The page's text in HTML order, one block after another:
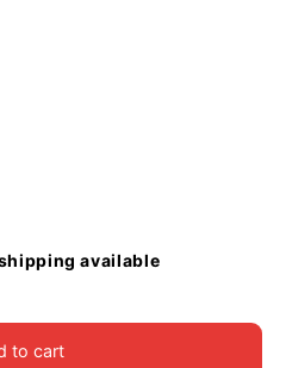
available
to cart